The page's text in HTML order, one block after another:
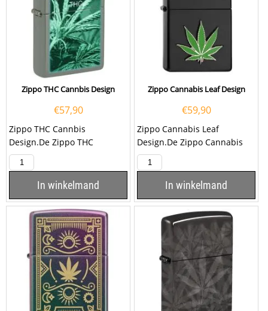
Zippo THC Cannbis Design
€57,90
Zippo THC Cannbis
Design.De Zippo THC
Cannbis Design is matt
sage afgewerkt met op de...
In winkelmand
Zippo Cannabis Leaf Design
€59,90
Zippo Cannabis Leaf
Design.De Zippo Cannabis
Leaf Design is mat zwart
afgewerkt met een embleem
In winkelmand